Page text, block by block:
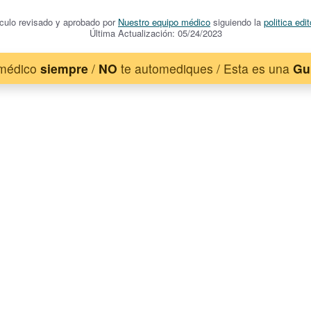
revisado y aprobado por Nuestro equipo médico siguiendo la politica
Última Actualización: 05/24/2023
siempre / NO te automediques / Esta es una